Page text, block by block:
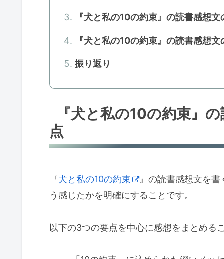
『犬と私の10の約束』の読書感想
『犬と私の10の約束』の読書感想
振り返り
『犬と私の10の約束』
点
『犬と私の10の約束
』の読書感想文を
う感じたかを明確にすることです。
以下の3つの要点を中心に感想をまとめる